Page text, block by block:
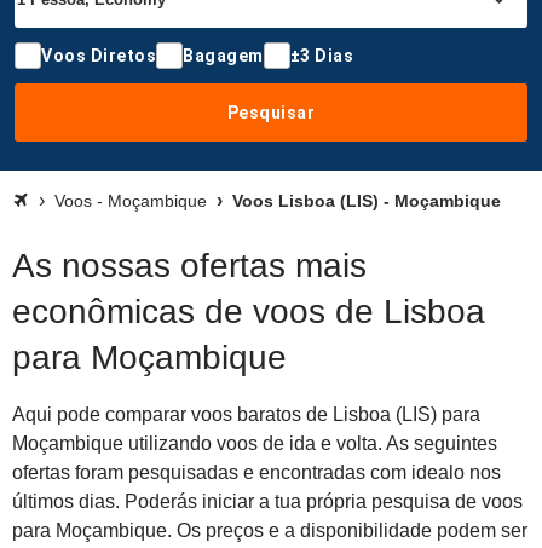
Voos Diretos Bagagem ±3 Dias
Pesquisar
Voos - Moçambique Voos Lisboa (LIS) - Moçambique
As nossas ofertas mais
econômicas de voos de Lisboa
para Moçambique
Aqui pode comparar voos baratos de Lisboa (LIS) para
Moçambique utilizando voos de ida e volta. As seguintes
ofertas foram pesquisadas e encontradas com idealo nos
últimos dias. Poderás iniciar a tua própria pesquisa de voos
para Moçambique. Os preços e a disponibilidade podem ser